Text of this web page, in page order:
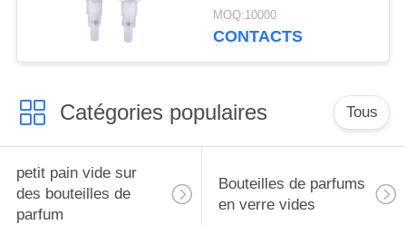
MOQ:10000
CONTACTS
Catégories populaires Tous
petit pain vide sur
des bouteilles de
parfum
Bouteilles de parfums
en verre vides